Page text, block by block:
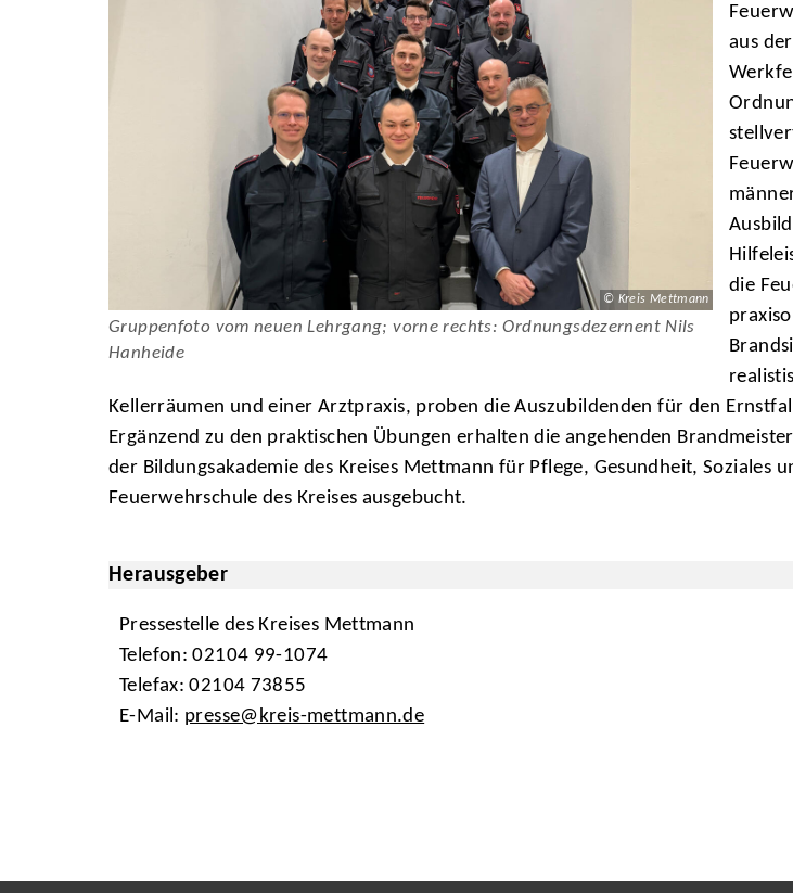
© Kreis Mettmann
Gruppenfoto vom neuen Lehrgang; vorne rechts: Ordnungsdezernent Nils
Hanheide
aus
die
Kellerräumen und einer Arztpraxis, proben die Auszubildenden für den
Ergänzend zu den praktischen Übungen erhalten die angehenden
der Bildungsakademie des Kreises Mettmann für Pflege, Gesundheit, Soziales
Feuerwehrschule des Kreises ausgebucht.
Herausgeber
Pressestelle des Kreises Mettmann
Telefon: 02104 99-1074
Telefax: 02104 73855
E-Mail: presse@kreis-mettmann.de